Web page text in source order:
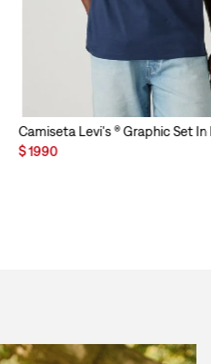
Camiseta Levi's ® Graphic Set
$1990